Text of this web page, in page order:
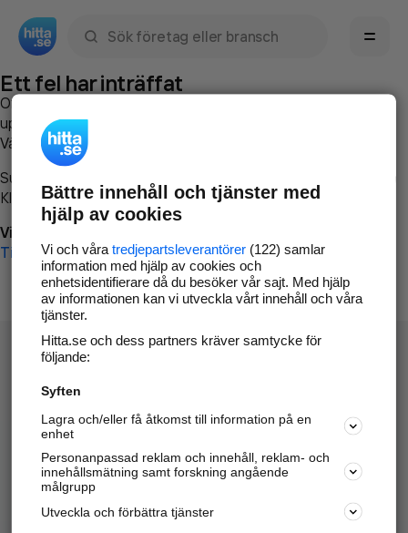
Ett fel har inträffat
Om du vill kan du
uppstod så att vi lättare och snabbare kan avhjälpa det.
Vänligen försök med följande:
Surfa till
Klicka påTillbaka-knappen i webbläsaren och försök igen
Vi beklagar besväret!
Till startsidan
Hitta.se - Gratis nummerupplysning.
Sök företag, personer och platser.
Hitta telefonnummer, adresser, företagsinfo mm.
Marknadsför företaget
Bättre innehåll och tjänster med
hjälp av cookies
Vi och våra tredjepartsleverantörer(122) samlar
information med hjälp av cookies och
enhetsidentifierare då du besöker vår sajt. Med hjälp
av informationen kan vi utveckla vårt innehåll och våra
tjänster.
Hitta.se och dess partners kräver samtycke för
följande:
Syften
Lagra och/eller få åtkomst till information på en
enhet
Personanpassad reklam och innehåll, reklam- och
innehållsmätning samt forskning angående
målgrupp
Utveckla och förbättra tjänster